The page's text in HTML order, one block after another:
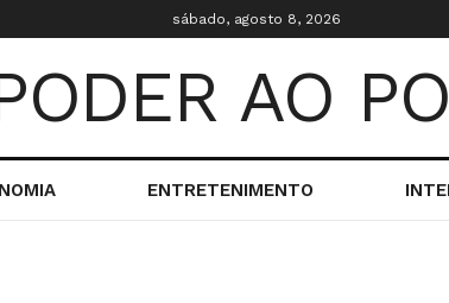
sábado, agosto 8, 2026
ENTRETENIMENTO